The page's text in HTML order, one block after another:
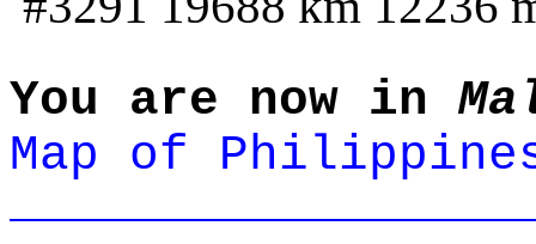
You are now in
Map of